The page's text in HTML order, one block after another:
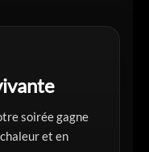
soirée gagne
et en